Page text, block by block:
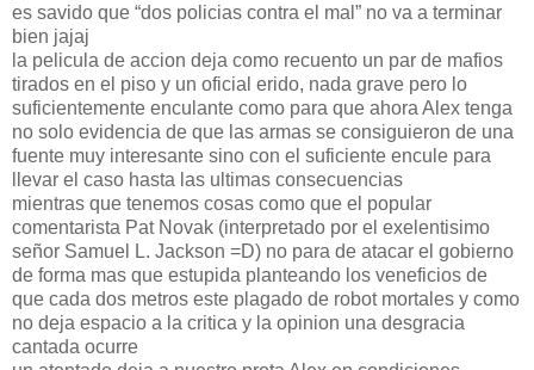
es savido que “dos policias contra el mal” no va a terminar
bien jajaj
la pelicula de accion deja como recuento un par de mafios
tirados en el piso y un oficial erido, nada grave pero lo
suficientemente enculante como para que ahora Alex tenga
no solo evidencia de que las armas se consiguieron de una
fuente muy interesante sino con el suficiente encule para
llevar el caso hasta las ultimas consecuencias
mientras que tenemos cosas como que el popular
comentarista Pat Novak (interpretado por el exelentisimo
señor Samuel L. Jackson =D) no para de atacar el gobierno
de forma mas que estupida planteando los veneficios de
que cada dos metros este plagado de robot mortales y como
no deja espacio a la critica y la opinion una desgracia
cantada ocurre